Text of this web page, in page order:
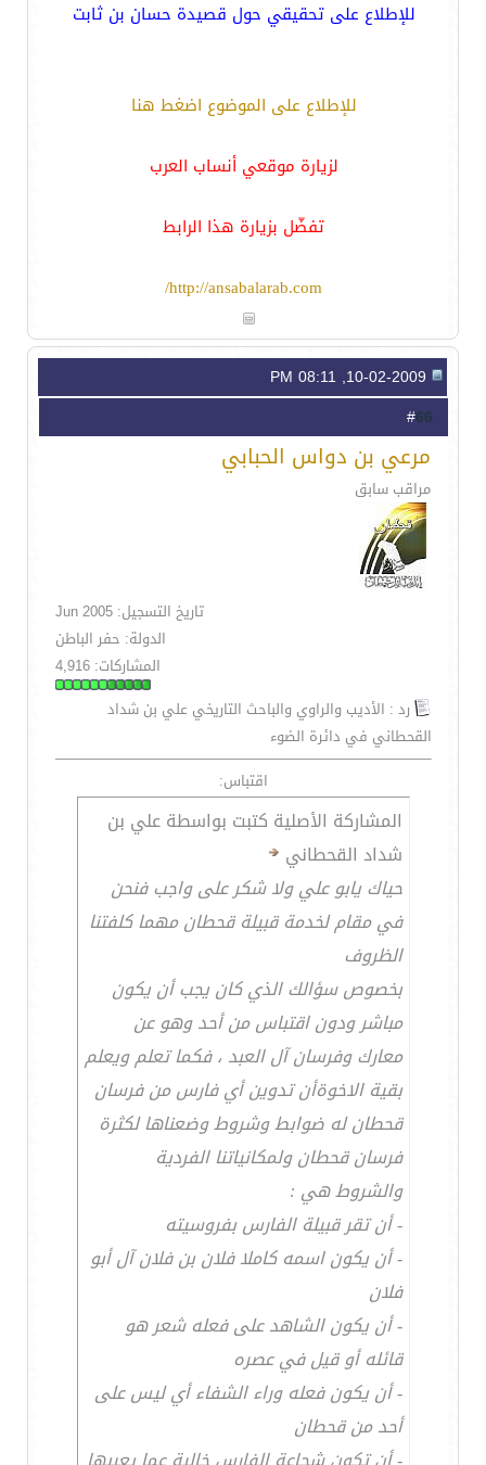
للإطلاع على تحقيقي حول قصيدة حسان بن ثابت
للإطلاع على الموضوع اضغط هنا
لزيارة موقعي أنساب العرب
تفضّل بزيارة هذا الرابط
http://ansabalarab.com/
66
مرعي بن دواس الحبابي
مراقب سابق
تاريخ التسجيل: Jun 2005
الدولة: حفر الباطن
المشاركات: 4,916
رد : الأديب والراوي والباحث التاريخي علي بن شداد
القحطاني في دائرة الضوء
اقتباس:
المشاركة الأصلية كتبت بواسطة علي بن
شداد القحطاني
حياك يابو علي ولا شكر على واجب فنحن
في مقام لخدمة قبيلة قحطان مهما كلفتنا
الظروف
بخصوص سؤالك الذي كان يجب أن يكون
مباشر ودون اقتباس من أحد وهو عن
معارك وفرسان آل العبد ، فكما تعلم ويعلم
بقية الاخوةأن تدوين أي فارس من فرسان
قحطان له ضوابط وشروط وضعناها لكثرة
فرسان قحطان ولمكانياتنا الفردية
والشروط هي :
- أن تقر قبيلة الفارس بفروسيته
- أن يكون اسمه كاملا فلان بن فلان آل أبو
فلان
- أن يكون الشاهد على فعله شعر هو
قائله أو قيل في عصره
- أن يكون فعله وراء الشفاء أي ليس على
أحد من قحطان